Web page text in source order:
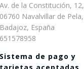
Av. de la Constitución, 12,
06760 Navalvillar de Pela,
Badajoz, España
651578958
Sistema de pago y